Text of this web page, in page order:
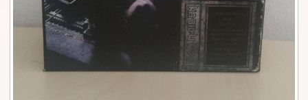
Αυτοκόλλητα
Τηλεκάρτες